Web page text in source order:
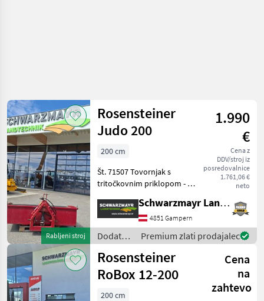
Rabljeni stroj
Rosensteiner
Judo 200
1.990
€
Cena z
DDV/stroj iz
posredovalnice
1.761,06 €
neto
200 cm
Št. 71507 Tovornjak s
tritočkovnim priklopom - s
priklopom v obliki
trikotnika - s tovorno
površino 200 x 110 cm - s
stranskimi stenami
Schwarzmayr Landtechnik GmbH - Gampern
4851 Gampern
Dodatna
oprema
za
traktorje
/
Rosensteiner
Premium zlati prodajalec
Rosensteiner
RoBox 12-200
Cena
na
zahtevo
200 cm